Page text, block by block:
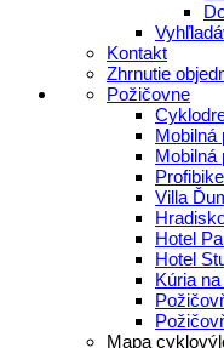
Kontakt
Zhrnutie
Požičovne
Mobilná
Mobilná
Villa
Hotel
Hotel
Kúria
Mapa